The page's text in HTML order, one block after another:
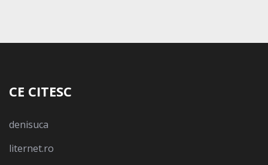
CE CITESC
denisuca
liternet.ro